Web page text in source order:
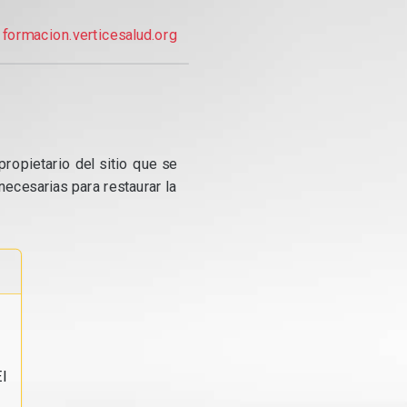
formacion.verticesalud.org
del sitio que se
para restaurar la